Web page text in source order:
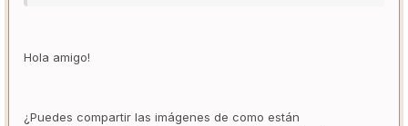
Hola amigo!
¿Puedes compartir las imágenes de como están